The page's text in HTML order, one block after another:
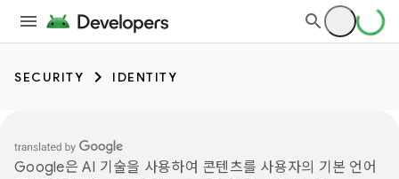
SECURITY IDENTITY
Google은 AI 기술을 사용하여 콘텐츠를 사용자의 기본 언어